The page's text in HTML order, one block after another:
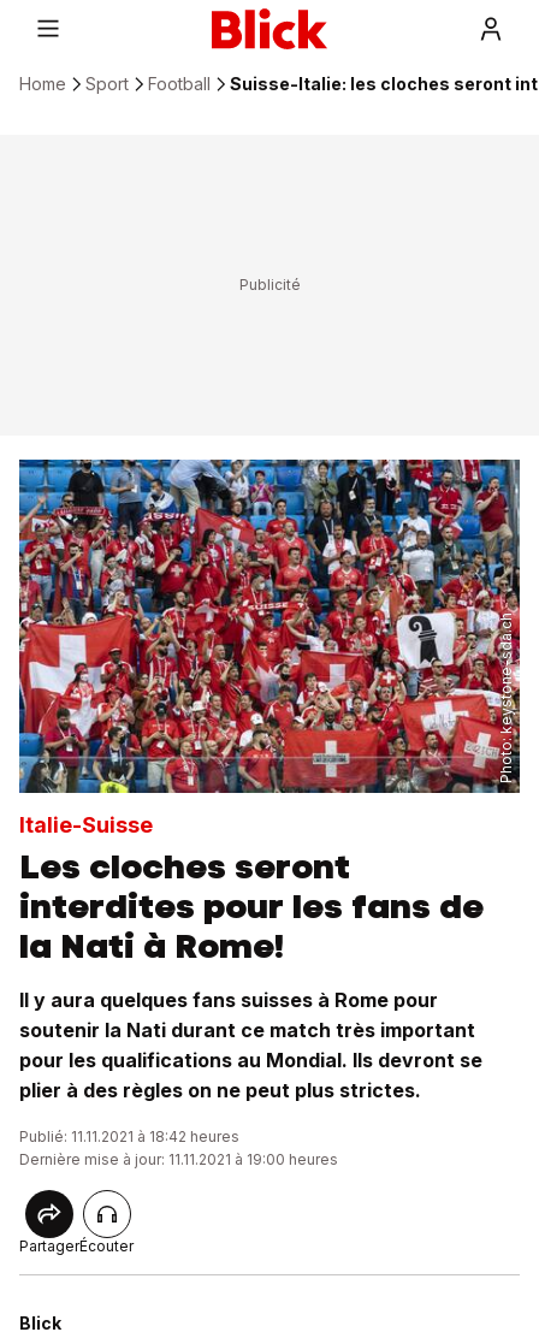
Home Sport Football Suisse-Italie: les cloches seront
Photo:
keystone-sda.ch
Italie-Suisse
Les cloches seront
interdites pour les fans de
la Nati à Rome!
Il y aura quelques fans suisses à Rome pour
soutenir la Nati durant ce match très important
pour les qualifications au Mondial. Ils devront se
plier à des règles on ne peut plus strictes.
Publié: 11.11.2021 à 18:42 heures
Dernière mise à jour: 11.11.2021 à 19:00 heures
PartagerÉcouter
Blick